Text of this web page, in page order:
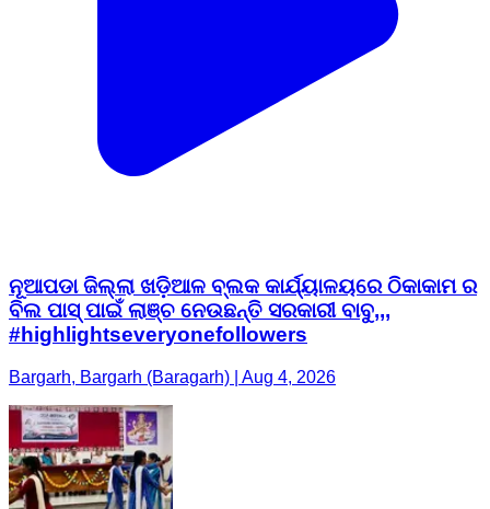
ନୂଆପଡା ଜିଲ୍ଲା ଖଡ଼ିଆଳ ବ୍ଲକ କାର୍ଯ୍ୟାଳୟରେ ଠିକାକାମ ର
ବିଲ ପାସ୍ ପାଇଁ ଲାଞ୍ଚ ନେଉଛନ୍ତି ସରକାରୀ ବାବୁ,,,
#highlightseveryonefollowers
Bargarh, Bargarh (Baragarh) | Aug 4, 2026